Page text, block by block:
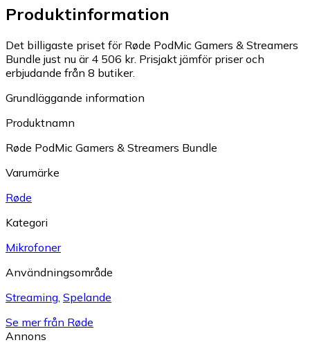
Produktinformation
Det billigaste priset för Røde PodMic Gamers & Streamers
Bundle just nu är 4 506 kr. Prisjakt jämför priser och
erbjudande från 8 butiker.
Grundläggande information
Produktnamn
Røde PodMic Gamers & Streamers Bundle
Varumärke
Røde
Kategori
Mikrofoner
Användningsområde
Streaming, Spelande
Se mer från Røde
Annons